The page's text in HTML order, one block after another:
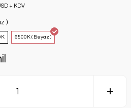
+ KDV
)
6500K ( Beyaz )